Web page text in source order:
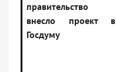
правительство
внесло проект в
Госдуму